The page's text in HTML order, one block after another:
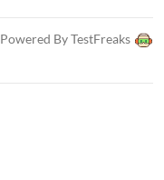
Powered By TestFreaks